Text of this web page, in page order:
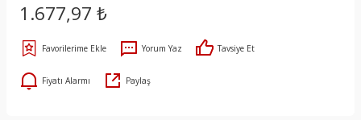
1.677,97 ₺
Yorum Yaz Tavsiye Et
Fiyatı Alarmı Paylaş